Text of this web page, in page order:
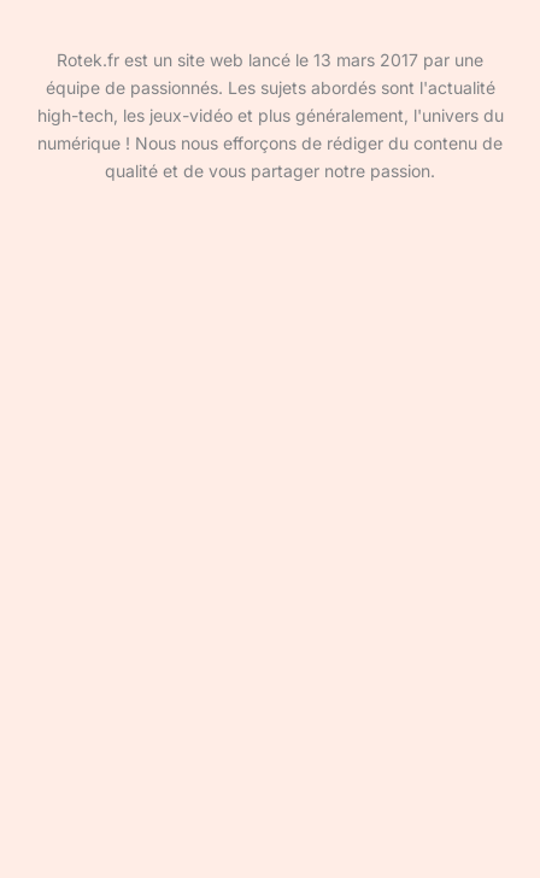
Rotek.fr est un site web lancé le 13 mars 2017 par une
équipe de passionnés. Les sujets abordés sont l'actualité
high-tech, les jeux-vidéo et plus généralement, l'univers du
numérique ! Nous nous efforçons de rédiger du contenu de
qualité et de vous partager notre passion.